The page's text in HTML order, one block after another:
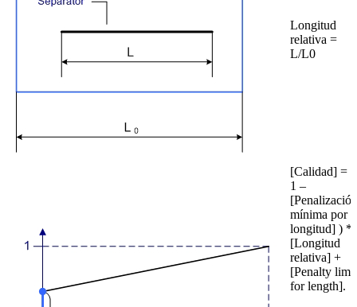
Longitud
relativa =
L/L0
[Calidad] = (
1 –
[Penalización
mínima por
longitud] ) *
[Longitud
relativa] +
[Penalty limit
for length].